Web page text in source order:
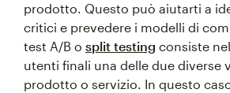
prodotto. Questo può aiutarti a
critici e prevedere i modelli di
test A/B o split testing consiste
utenti finali una delle due diverse
prodotto o servizio. In questo